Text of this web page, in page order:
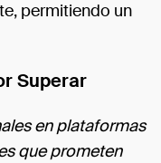
permitiendo un
Superar
en plataformas
que prometen